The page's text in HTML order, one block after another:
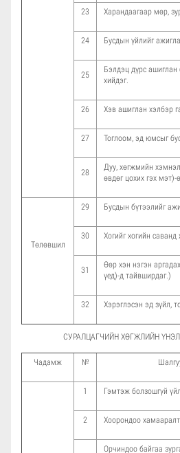
23 Харандаагаар мөр,
24 Бусдын үйлийг
25
Бэлдэц дүрс
хийдэг.
26 Хэв ашиглан хэлбэр
27 Тоглоом, эд юмсыг
28
Дуу, хөгжмийн
өвдөг цохих гэх мэт)-
Төлөвшил
29 Бусдын бүтээлийг
30 Хогийг хогийн саванд
31
Өөр хэн нэгэн
үед)-д тайвширдаг.)
32 Хэрэглэсэн эд зүйл,
СУРАЛЦАГЧИЙН ХӨГЖЛИЙН
Чадамж №
1 Гэмтэж болзошгүй
2 Хоорондоо
Орчиндоо байгаа